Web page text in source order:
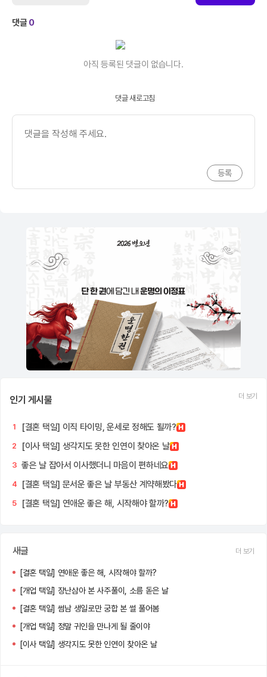
댓글0
아직 등록된 댓글이 없습니다.
댓글 새로고침
인기 게시물 더 보기
1 [결혼 택일] 이직 타이밍, 운세로 정해도 될까?
2 [이사 택일] 생각지도 못한 인연이 찾아온 날
3 좋은 날 잡아서 이사했더니 마음이 편하네요
4 [결혼 택일] 문서운 좋은 날 부동산 계약해봤다
5 [결혼 택일] 연애운 좋은 해, 시작해야 할까?
새글 더 보기
[결혼 택일] 연애운 좋은 해, 시작해야 할까?
[개업 택일] 장난삼아 본 사주풀이, 소름 돋은 날
[결혼 택일] 썸남 생일로만 궁합 본 썰 풀어봄
[개업 택일] 정말 귀인을 만나게 될 줄이야
[이사 택일] 생각지도 못한 인연이 찾아온 날